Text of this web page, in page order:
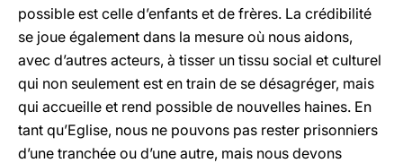
possible est celle d’enfants et de frères. La crédibilité
se joue également dans la mesure où nous aidons,
avec d’autres acteurs, à tisser un tissu social et culturel
qui non seulement est en train de se désagréger, mais
qui accueille et rend possible de nouvelles haines. En
tant qu’Eglise, nous ne pouvons pas rester prisonniers
d’une tranchée ou d’une autre, mais nous devons